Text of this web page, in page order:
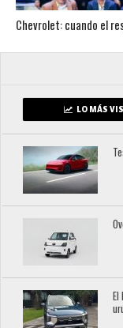
Chevrolet: cuando el
LO MÁS